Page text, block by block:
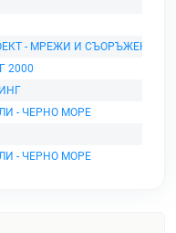
- МРЕЖИ И СЪОРЪЖЕНИЯ
2000
- ЧЕРНО МОРЕ
- ЧЕРНО МОРЕ